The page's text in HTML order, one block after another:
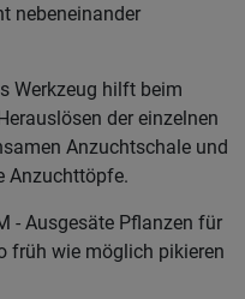
nebeneinander
Werkzeug hilft beim
der einzelnen
Anzuchtschale und
Anzuchttöpfe.
- Ausgesäte Pflanzen für
früh wie möglich pikieren